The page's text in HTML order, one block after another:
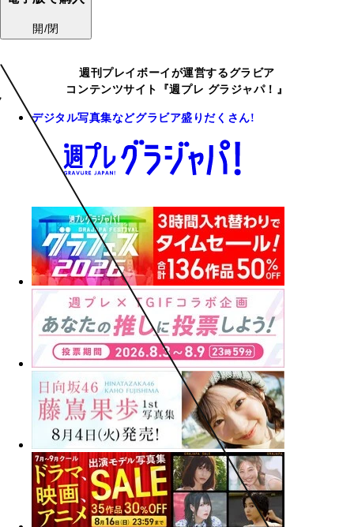
開/閉
週刊プレイボーイが運営するグラビア
コンテンツサイト『週プレ グラジャパ！』
デジタル写真集などグラビア盛りだくさん!